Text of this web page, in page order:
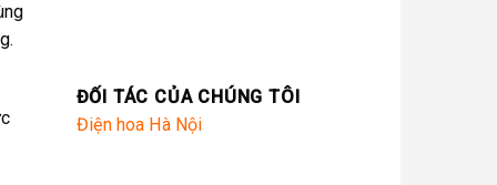
ĐỐI TÁC CỦA CHÚNG TÔI
Điện hoa Hà Nội